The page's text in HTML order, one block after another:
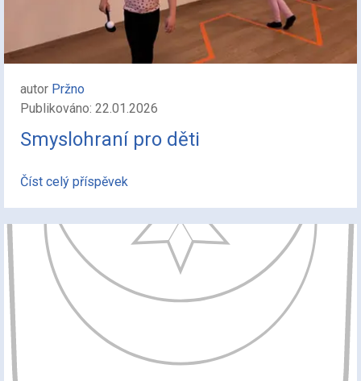
autor Pržno
Publikováno: 22.01.2026
Smyslohraní pro děti
Číst celý příspěvek